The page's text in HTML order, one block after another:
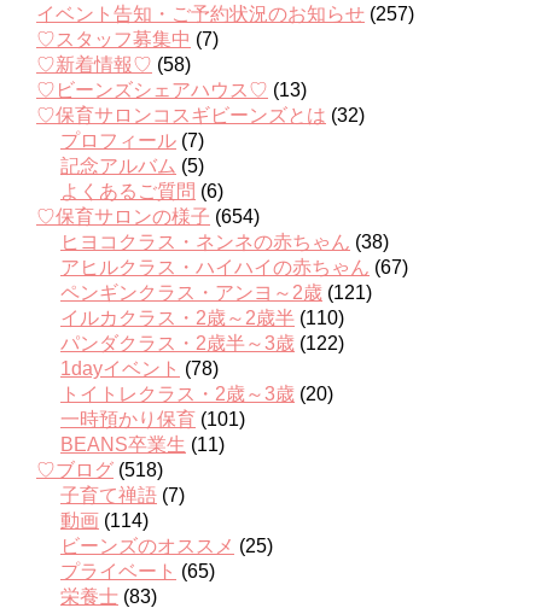
イベント告知・ご予約状況のお知らせ (257)
♡スタッフ募集中 (7)
♡新着情報♡ (58)
♡ビーンズシェアハウス♡ (13)
♡保育サロンコスギビーンズとは (32)
プロフィール (7)
記念アルバム (5)
よくあるご質問 (6)
♡保育サロンの様子 (654)
ヒヨコクラス・ネンネの赤ちゃん (38)
アヒルクラス・ハイハイの赤ちゃん (67)
ペンギンクラス・アンヨ～2歳 (121)
イルカクラス・2歳～2歳半 (110)
パンダクラス・2歳半～3歳 (122)
1dayイベント (78)
トイトレクラス・2歳～3歳 (20)
一時預かり保育 (101)
BEANS卒業生 (11)
♡ブログ (518)
子育て禅語 (7)
動画 (114)
ビーンズのオススメ (25)
プライベート (65)
栄養士 (83)